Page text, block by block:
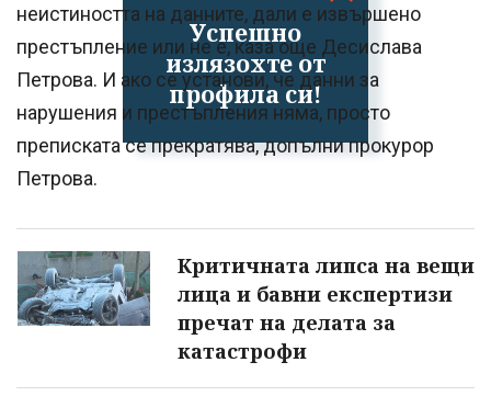
Успешно
излязохте от
профила си!
неистиността на данните, дали е извършено
престъпление или не е, каза още Десислава
Петрова. И ако се установи, че данни за
нарушения и престъпления няма, просто
преписката се прекратява, допълни прокурор
Петрова.
Критичната липса на вещи
лица и бавни експертизи
пречат на делата за
катастрофи